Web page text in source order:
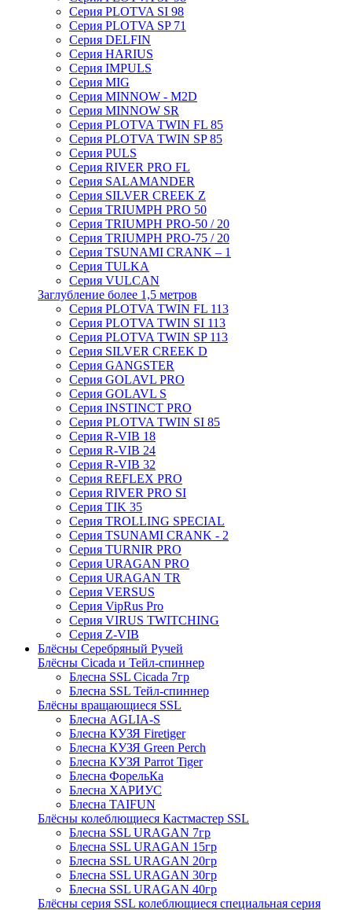
Серия PLOTVA SI 98
Серия PLOTVA SP 71
Серия DELFIN
Серия HARIUS
Серия IMPULS
Серия MIG
Серия MINNOW - M2D
Серия MINNOW SR
Серия PLOTVA TWIN FL 85
Серия PLOTVA TWIN SP 85
Серия PULS
Серия RIVER PRO FL
Серия SALAMANDER
Серия SILVER CREEK Z
Серия TRIUMPH PRO 50
Серия TRIUMPH PRO-50 / 20
Серия TRIUMPH PRO-75 / 20
Серия TSUNAMI CRANK – 1
Серия TULKA
Серия VULCAN
Заглубление более 1,5 метров
Серия PLOTVA TWIN FL 113
Серия PLOTVA TWIN SI 113
Серия PLOTVA TWIN SP 113
Серия SILVER CREEK D
Серия GANGSTER
Серия GOLAVL PRO
Серия GOLAVL S
Серия INSTINCT PRO
Серия PLOTVA TWIN SI 85
Серия R-VIB 18
Серия R-VIB 24
Серия R-VIB 32
Серия REFLEX PRO
Серия RIVER PRO SI
Серия TIK 35
Серия TROLLING SPECIAL
Серия TSUNAMI CRANK - 2
Серия TURNIR PRO
Серия URAGAN PRO
Серия URAGAN TR
Серия VERSUS
Серия VipRus Pro
Серия VIRUS TWITCHING
Серия Z-VIB
Блёсны Серебряный Ручей
Блёсны Cicada и Тейл-спиннер
Блесна SSL Cicada 7гр
Блесна SSL Тейл-спиннер
Блёсны вращающиеся SSL
Блесна AGLIA-S
Блесна КУЗЯ Firetiger
Блесна КУЗЯ Green Perch
Блесна КУЗЯ Parrot Tiger
Блесна ФорельКа
Блесна ХАРИУС
Блесна TAIFUN
Блёсны колеблющиеся Кастмастер SSL
Блесна SSL URAGAN 7гр
Блесна SSL URAGAN 15гр
Блесна SSL URAGAN 20гр
Блесна SSL URAGAN 30гр
Блесна SSL URAGAN 40гр
Блёсны серия SSL колеблющиеся специальная серия